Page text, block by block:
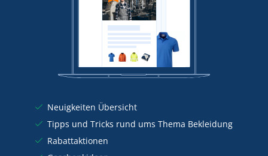
Neuigkeiten Übersicht
Tipps und Tricks rund ums Thema Bekleidung
Rabattaktionen